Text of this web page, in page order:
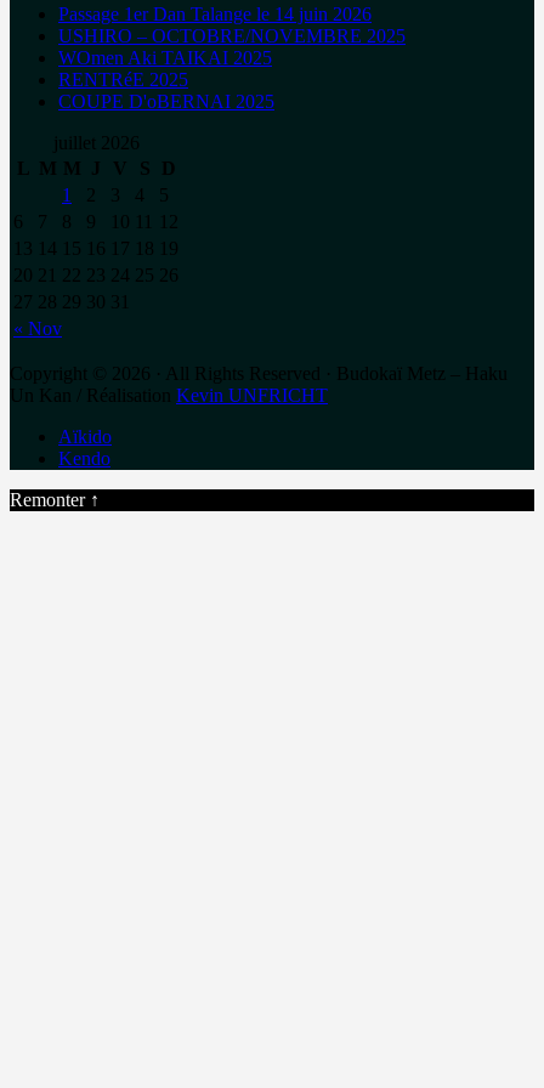
Passage 1er Dan Talange le 14 juin 2026
USHIRO – OCTOBRE/NOVEMBRE 2025
WOmen Aki TAIKAI 2025
RENTRéE 2025
COUPE D'oBERNAI 2025
juillet 2026
L
M M J V S D
« Nov
1 2 3 4
5
6
7 8 9 10
12
13
14 15 16 17 18
19
20 21 22 23 24 25 26
27 28 29 30 31
Copyright © 2026 · All Rights Reserved · Budokaï Metz – Haku
Un Kan / Réalisation Kevin UNFRICHT
Aïkido
Kendo
Remonter ↑